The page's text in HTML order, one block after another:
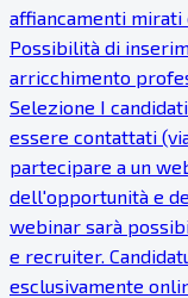
affiancamenti mirati
Possibilità di
arricchimento
Selezione I
essere contattati
partecipare a un
dell'opportunità e
webinar sarà
e recruiter.
esclusivamente